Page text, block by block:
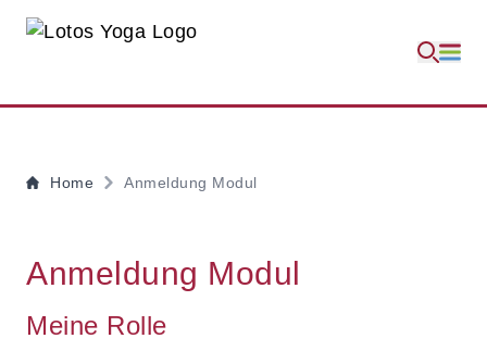
Home Anmeldung Modul
Anmeldung Modul
Meine Rolle